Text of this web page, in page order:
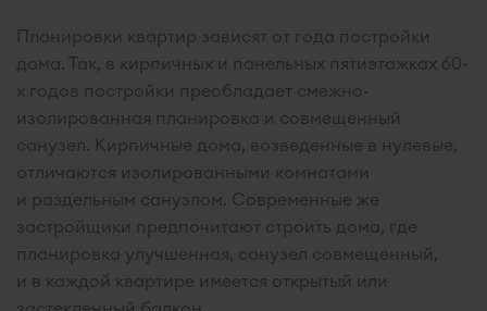
Планировки квартир зависят от года постройки
дома. Так, в кирпичных и панельных пятиэтажках 60-
х годов постройки преобладает смежно-
изолированная планировка и совмещенный
санузел. Кирпичные дома, возведенные в нулевые,
отличаются изолированными комнатами
и раздельным санузлом. Современные же
застройщики предпочитают строить дома, где
планировка улучшенная, санузел совмещенный,
и в каждой квартире имеется открытый или